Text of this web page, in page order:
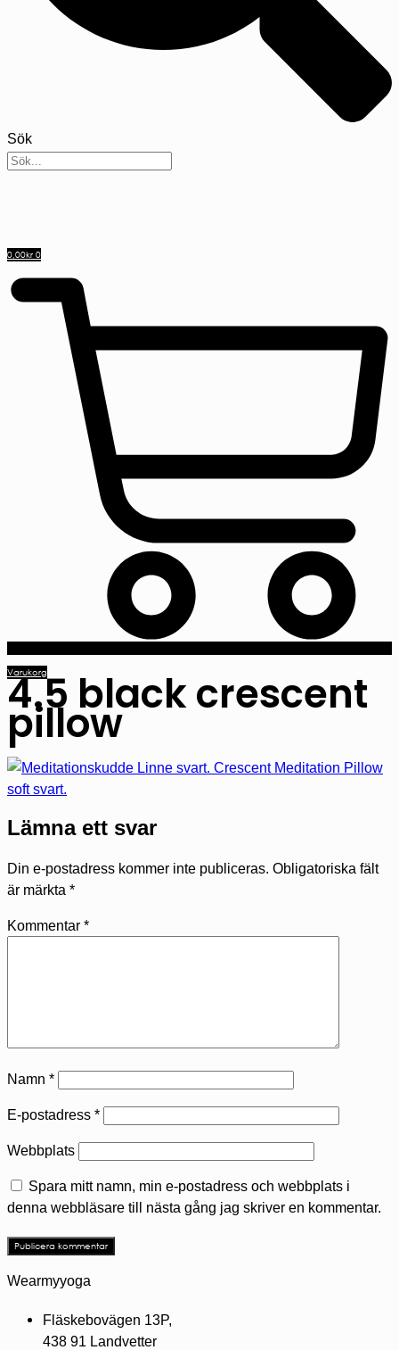
Sök
0,00kr 0
Varukorg
4.5 black crescent
pillow
Lämna ett svar
Din e-postadress kommer inte publiceras. Obligatoriska fält
är märkta *
Kommentar *
Namn *
E-postadress *
Webbplats
Spara mitt namn, min e-postadress och webbplats i
denna webbläsare till nästa gång jag skriver en kommentar.
Wearmyyoga
Fläskebovägen 13P,
438 91 Landvetter